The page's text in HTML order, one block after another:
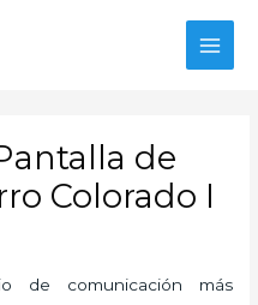
de
Colorado I
de comunicación más